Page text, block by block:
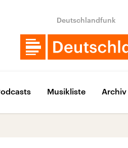
Deutschlandfunk
Musikliste Archiv